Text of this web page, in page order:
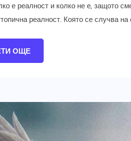
е реалност и колко не е, защото
реалност. Която се случва
ОЩЕ